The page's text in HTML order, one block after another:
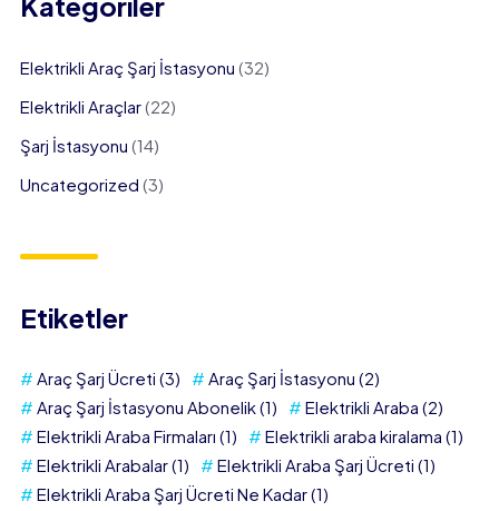
Elektrikli Araç Şarj İstasyonu (32)
Elektrikli Araçlar(22)
Şarj İstasyonu (14)
Uncategorized (3)
Etiketler
Araç Şarj Ücreti (3) Araç Şarj İstasyonu (2)
Araç Şarj İstasyonu Abonelik(1) Elektrikli Araba (2)
Elektrikli Araba Firmaları (1) Elektrikli araba kiralama (1)
Elektrikli Arabalar(1) Elektrikli Araba Şarj Ücreti (1)
Elektrikli Araba Şarj Ücreti Ne Kadar(1)